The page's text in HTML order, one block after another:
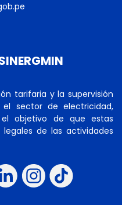
tarifaria y la supervisión
sector de electricidad,
objetivo de que estas
de las actividades